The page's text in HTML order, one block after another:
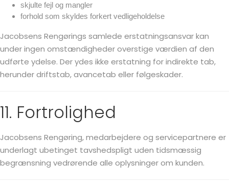
skjulte fejl og mangler
forhold som skyldes forkert vedligeholdelse
Jacobsens Rengørings samlede erstatningsansvar kan
under ingen omstændigheder overstige værdien af den
udførte ydelse. Der ydes ikke erstatning for indirekte tab,
herunder driftstab, avancetab eller følgeskader.
11. Fortrolighed
Jacobsens Rengøring, medarbejdere og servicepartnere er
underlagt ubetinget tavshedspligt uden tidsmæssig
begrænsning vedrørende alle oplysninger om kunden.